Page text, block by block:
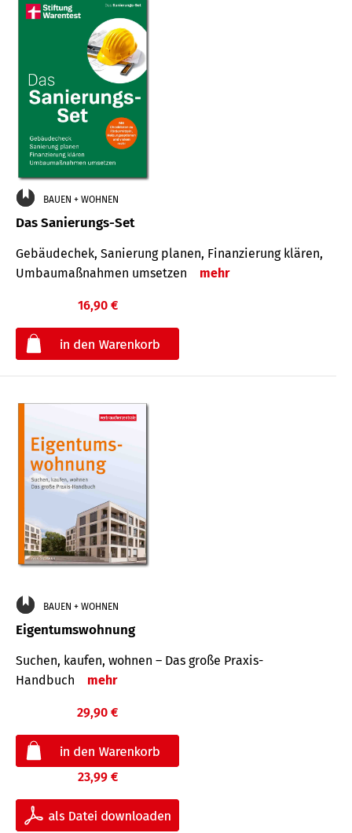
BAUEN + WOHNEN
Das Sanierungs-Set
Gebäudechek, Sanierung planen, Finanzierung klären,
Umbaumaßnahmen umsetzen
mehr
16,90 €
BAUEN + WOHNEN
Eigentumswohnung
Suchen, kaufen, wohnen – Das große Praxis-
Handbuch
mehr
29,90 €
23,99 €